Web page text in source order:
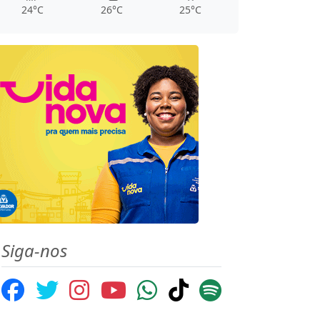
24°C 26°C 25°C
Siga-nos